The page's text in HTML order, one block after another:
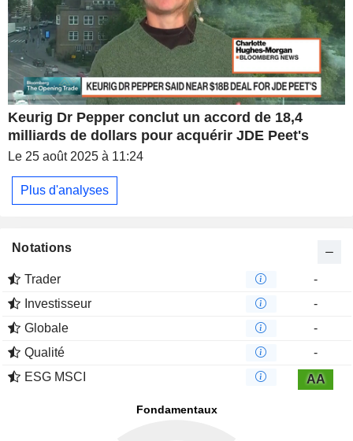
Keurig Dr Pepper conclut un accord de 18,4
milliards de dollars pour acquérir JDE Peet's
Le 25 août 2025 à 11:24
Plus d'analyses
Notations
Trader
-
Investisseur
-
Globale
-
Qualité
-
ESG MSCI
AA